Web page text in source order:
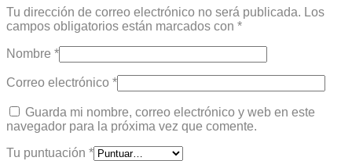
Tu dirección de correo electrónico no será publicada. Los
campos obligatorios están marcados con *
Nombre *
Correo electrónico *
Guarda mi nombre, correo electrónico y web en este
navegador para la próxima vez que comente.
Tu puntuación *